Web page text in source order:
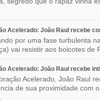
Acelerado: João Raul recebe
por uma fase turbulenta
vai resistir aos boicotes de
Acelerado: João Raul recebe
Acelerado, João Raul
de sua proximidade com